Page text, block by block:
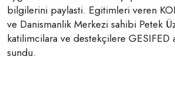
bilgilerini paylasti. Egitimleri veren
ve Danismanlik Merkezi sahibi Petek
katilimcilara ve destekçilere GESIFED
sundu.